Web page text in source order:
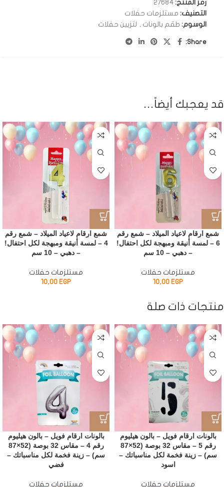
رمز المنتج: 27684
التصنيف: مستلزمات حفلات
الوسوم: طقم بالونات , لتزيين حفلات
Share:
قد يعجبك أيضاً…
شمع ارقام لاعياد الميلاد – شمع رقم
6 – لمسة أنيقة ومبهجة لكل احتفال!
– دهبي – 10 سم
مستلزمات حفلات
10,00 EGP
شمع ارقام لاعياد الميلاد – شمع رقم
4 – لمسة أنيقة ومبهجة لكل احتفال!
– دهبي – 10 سم
مستلزمات حفلات
10,00 EGP
منتجات ذات صلة
بالونات ارقام فويل – بالون هيليوم
رقم 5 – مقاس 32 بوصة (52×87
سم) – زينة فخمة لكل مناسباتك –
اسود
مستلزمات حفلات
بالونات ارقام فويل – بالون هيليوم
رقم 4 – مقاس 32 بوصة (52×87
سم) – زينة فخمة لكل مناسباتك –
فضي
مستلزمات حفلات